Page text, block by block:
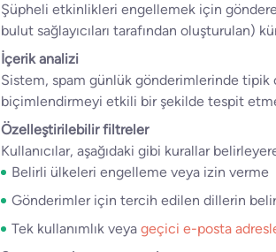
Şüpheli etkinlikleri engellemek için
bulut sağlayıcıları tarafından oluşturulan)
İçerik analizi
Sistem, spam günlük gönderimlerinde tipik
biçimlendirmeyi etkili bir şekilde tespit
Özelleştirilebilir filtreler
Kullanıcılar, aşağıdaki gibi kurallar
Belirli ülkeleri engelleme veya izin verme
Gönderimler için tercih edilen dillerin
Tek kullanımlık veya geçici e-posta